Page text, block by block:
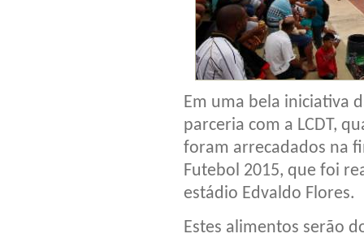
Em uma bela iniciativa
parceria com a LCDT,
foram arrecadados na
Futebol 2015, que foi
estádio Edvaldo Flores.
Estes alimentos serão